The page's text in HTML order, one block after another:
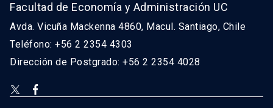
Facultad de Economía y Administración UC
Avda. Vicuña Mackenna 4860, Macul. Santiago, Chile
Teléfono: +56 2 2354 4303
Dirección de Postgrado: +56 2 2354 4028